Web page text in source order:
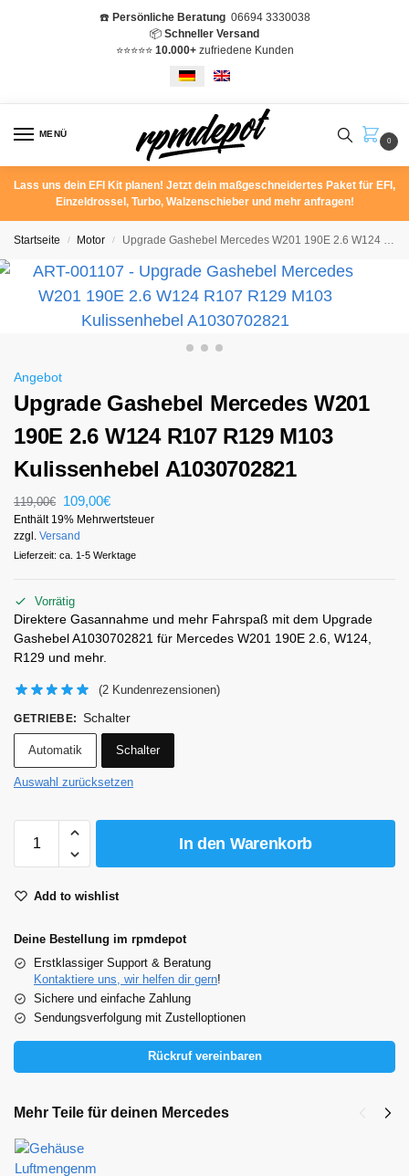
☎️ Persönliche Beratung06694 3330038
📦 Schneller Versand
⭐️⭐️⭐️⭐️⭐️ 10.000+zufriedene Kunden
MENÜ
0
Lass uns dein EFI Kit planen! Jetzt dein maßgeschneidertes Paket für EFI,
Einzeldrossel, Turbo, Walzenschieber und mehr anfragen!
Startseite / Motor / Upgrade Gashebel Mercedes W201 190E 2.6 W124 R107 R129 M103 Kulissenhebel A1030702821
Angebot
Upgrade Gashebel Mercedes W201
190E 2.6 W124 R107 R129 M103
Kulissenhebel A1030702821
119,00€ 109,00€
Enthält 19% Mehrwertsteuer
zzgl. Versand
Lieferzeit: ca. 1-5 Werktage
Vorrätig
Direktere Gasannahme und mehr Fahrspaß mit dem Upgrade
Gashebel A1030702821 für Mercedes W201 190E 2.6, W124,
R129 und mehr.
(2 Kundenrezensionen)
GETRIEBE: Schalter
Automatik Schalter
Auswahl zurücksetzen
In den Warenkorb
Add to wishlist
Deine Bestellung im rpmdepot
Erstklassiger Support & Beratung
Kontaktiere uns, wir helfen dir gern!
Sichere und einfache Zahlung
Sendungsverfolgung mit Zustelloptionen
Rückruf vereinbaren
Mehr Teile für deinen Mercedes